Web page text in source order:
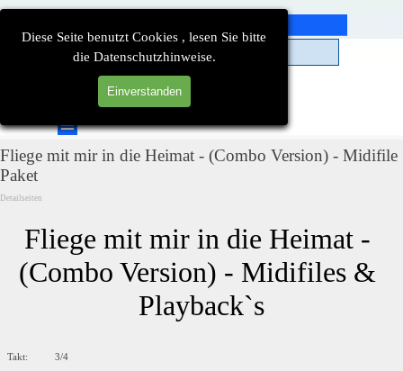
Diese Seite benutzt Cookies , lesen Sie bitte
die Datenschutzhinweise.
Einverstanden
Direkt zum Seiteninhalt
Menü überspringen
Fliege mit mir in die Heimat - (Combo Version) - Midifile
Paket
Detailseiten
Fliege mit mir in die Heimat -
(Combo Version) - Midifiles &
Playback`s
Takt: 3/4